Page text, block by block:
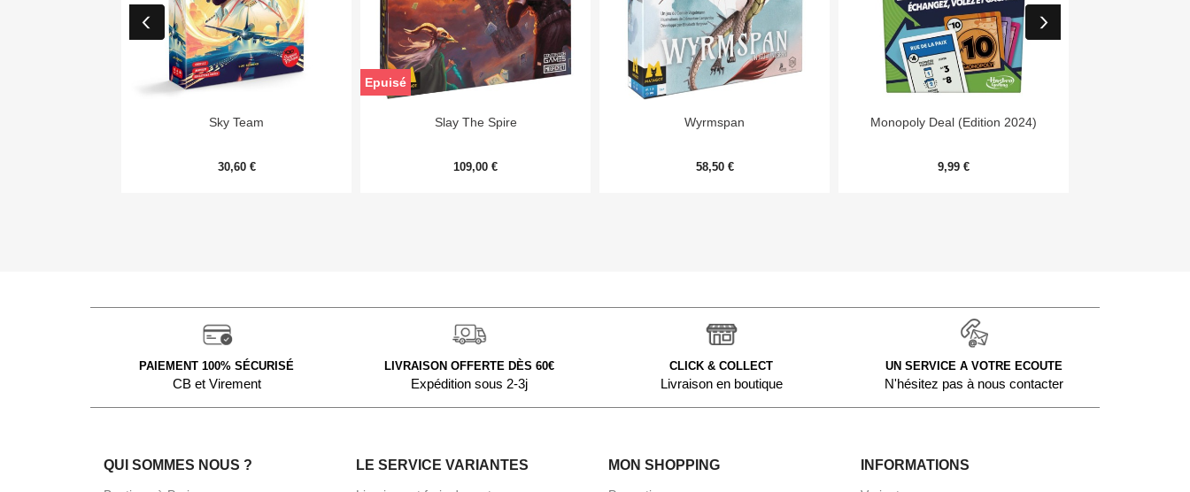
Aperçu rapide
Sky Team
30,60 €
Aperçu rapide
Slay The Spire
109,00 €
Epuisé
Aperçu rapide
Wyrmspan
58,50 €
Aperçu rapide
Monopoly Deal (Edition 2024)
9,99 €
PAIEMENT 100% SÉCURISÉ
CB et Virement
LIVRAISON OFFERTE DÈS 60€
Expédition sous 2-3j
CLICK & COLLECT
Livraison en boutique
UN SERVICE A VOTRE ECOUTE
N'hésitez pas à nous contacter
QUI SOMMES NOUS ? LE SERVICE VARIANTES MON SHOPPING INFORMATIONS